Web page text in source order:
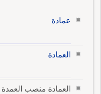
عمادة
العمادة
العمادة منصب العمدة